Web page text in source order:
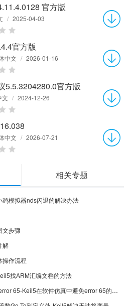
官方版
/ 2025-04-03
官方版
中文 / 2026-01-16
5.5.3204280.0官方版
文 / 2024-12-26
中文 / 2026-07-21
相关专题
模拟器nds闪退的解决办法
文步骤
解
操作流程
找ARM汇编文档的方法
Keil5怎么在软件仿真中避免error 65-Keil5在软件仿真中避免error 65的方法